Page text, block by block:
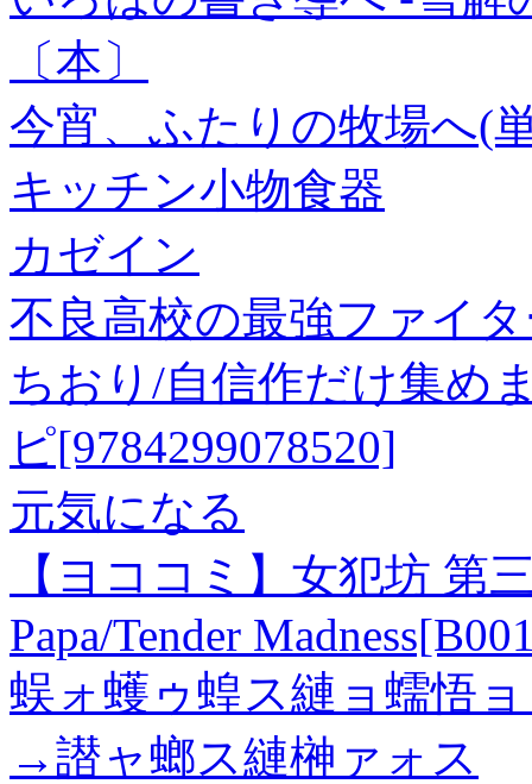
〔本〕
今宵、ふたりの牧場へ(
キッチン小物食器
カゼイン
不良高校の最強ファイ
ちおり/自信作だけ集め
ピ[9784299078520]
元気になる
【ヨココミ】女犯坊 第
Papa/Tender
蜈ォ蠖ゥ蝗ス縺ョ蠕悟
→譛ャ螂ス縺榊ァォス